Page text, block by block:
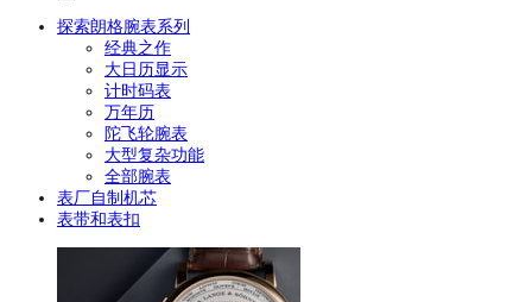
探索朗格腕表系列
经典之作
大日历显示
计时码表
万年历
陀飞轮腕表
大型复杂功能
全部腕表
表厂自制机芯
表带和表扣